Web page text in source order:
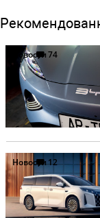
Новости74
Новости12